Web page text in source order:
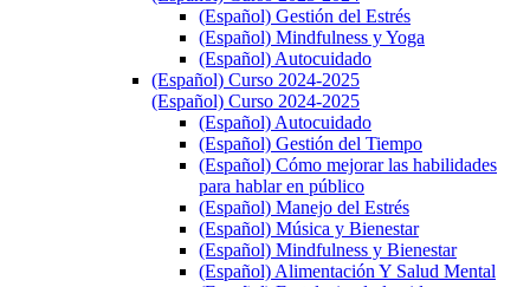
(Español) Gestión del Estrés
(Español) Mindfulness y Yoga
(Español) Autocuidado
(Español) Curso 2024-2025
(Español) Curso 2024-2025
(Español) Autocuidado
(Español) Gestión del Tiempo
(Español) Cómo mejorar las habilidades
para hablar en público
(Español) Manejo del Estrés
(Español) Música y Bienestar
(Español) Mindfulness y Bienestar
(Español) Alimentación Y Salud Mental